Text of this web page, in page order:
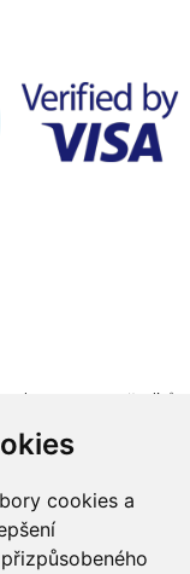
cookies a
z prostředků
the Future